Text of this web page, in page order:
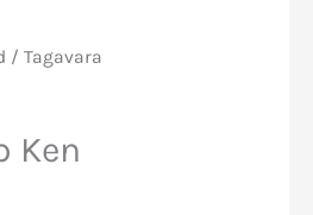
/ Tagavara
Ken